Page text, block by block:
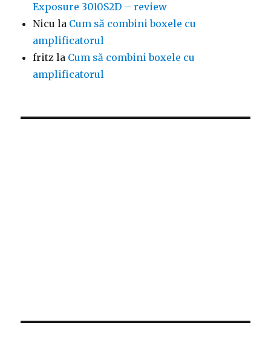
Exposure 3010S2D – review
Nicu la Cum să combini boxele cu
amplificatorul
fritz la Cum să combini boxele cu
amplificatorul